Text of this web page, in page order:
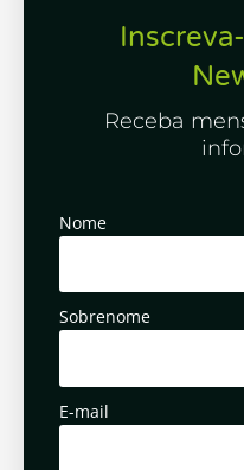
Receba
Nome
Sobrenome
E-mail